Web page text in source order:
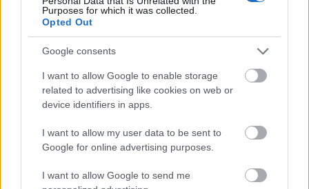
Purposes for which it was collected.
Opted Out
Google consents
I want to allow Google to enable storage
related to advertising like cookies on web or
device identifiers in apps.
I want to allow my user data to be sent to
Google for online advertising purposes.
I want to allow Google to send me
Aukland vil skrote